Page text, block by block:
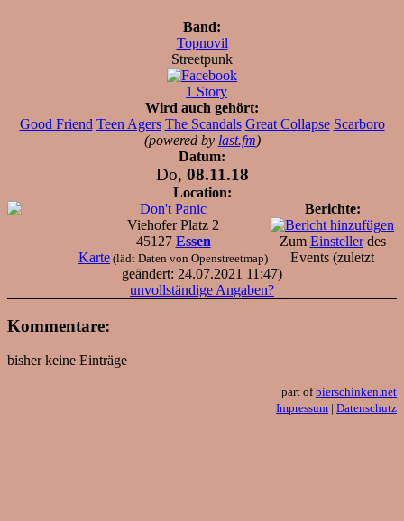
Band:
Topnovil
Streetpunk
1 Story
Wird auch gehört:
Good Friend Teen Agers The Scandals Great Collapse Scarboro
(powered by last.fm)
Datum:
Do, 08.11.18
Location:
Don't Panic
Viehofer Platz 2
45127 Essen
Karte (lädt Daten von Openstreetmap)
Berichte:
Zum Einstellerdes
Events (zuletzt
geändert: 24.07.2021 11:47)
unvollständige Angaben?
Kommentare:
bisher keine Einträge
part ofbierschinken.net
Impressum | Datenschutz